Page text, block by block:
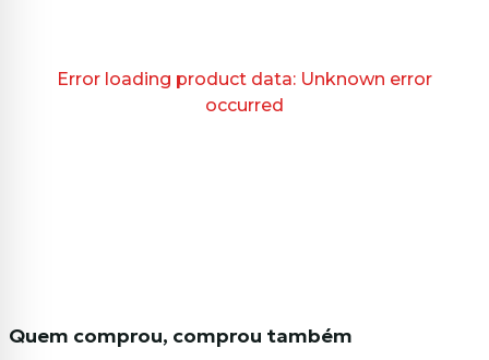
Error loading product data: Unknown error
occurred
Quem comprou, comprou também